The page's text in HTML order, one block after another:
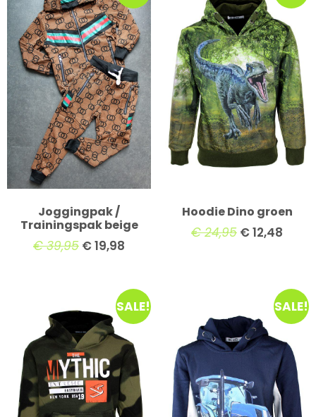
Joggingpak /
Trainingspak beige
€39,95 €19,98
Hoodie Dino groen
€24,95 €12,48
SALE! SALE!